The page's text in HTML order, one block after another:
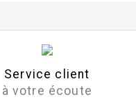
Service client
à votre écoute